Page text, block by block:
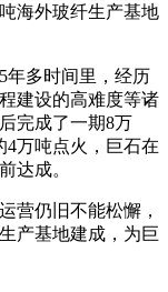
海外玻纤生产基地
年多时间里，经历
建设的高难度等诸
完成了一期8万
4万吨点火，巨石在
达成。
营仍旧不能松懈，
产基地建成，为巨